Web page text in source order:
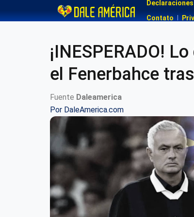
Declaraciones
Contato
¡INESPERADO!
el Fenerbahce
Fuente Daleamerica
Por DaleAmerica.com